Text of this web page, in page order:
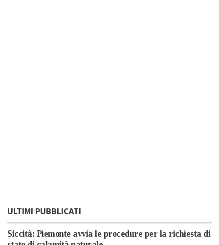
ULTIMI PUBBLICATI
Siccità: Piemonte avvia le procedure per la richiesta di